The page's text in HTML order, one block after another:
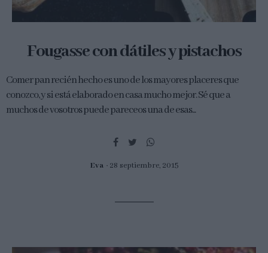
Fougasse con dátiles y pistachos
Comer pan recién hecho es uno de los mayores placeres que
conozco, y si está elaborado en casa mucho mejor. Sé que a
muchos de vosotros puede pareceos una de esas...
Eva 28 septiembre, 2015